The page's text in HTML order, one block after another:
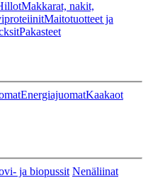
Makkarat, nakit,
Maitotuotteet ja
Pakasteet
EnergiajuomatKaakaot
ja biopussit Nenäliinat